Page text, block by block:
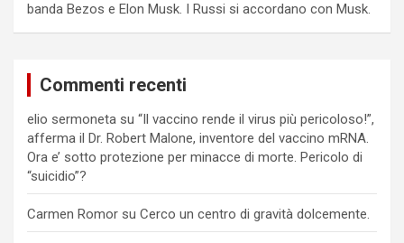
banda Bezos e Elon Musk. I Russi si accordano con Musk.
Commenti recenti
elio sermoneta su “Il vaccino rende il virus più pericoloso!”,
afferma il Dr. Robert Malone, inventore del vaccino mRNA.
Ora e’ sotto protezione per minacce di morte. Pericolo di
“suicidio”?
Carmen Romor su Cerco un centro di gravità dolcemente.